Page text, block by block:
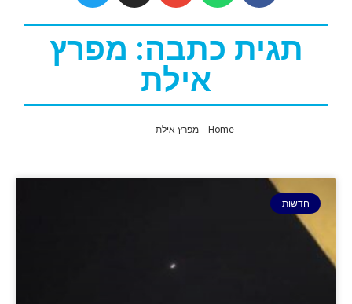
תגית כתבה: מפרץ
אילת
Home
»מפרץ אילת
חדשות